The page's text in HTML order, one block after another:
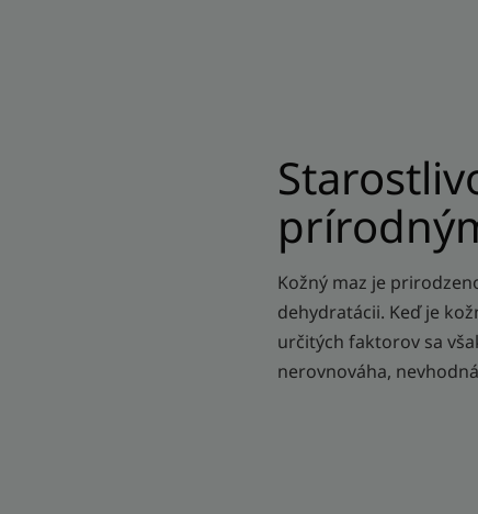
Kožný maz je
dehydratácii. Keď je
určitých faktorov sa
nerovnováha,